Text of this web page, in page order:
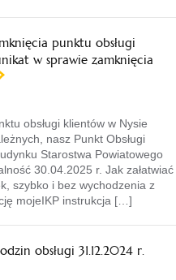
punktu obsługi
w sprawie zamknięcia
obsługi klientów w Nysie
nasz Punkt Obsługi
Starostwa Powiatowego
30.04.2025 r. Jak załatwiać
szybko i bez wychodzenia z
mojeIKP instrukcja […]
obsługi 31.12.2024 r.